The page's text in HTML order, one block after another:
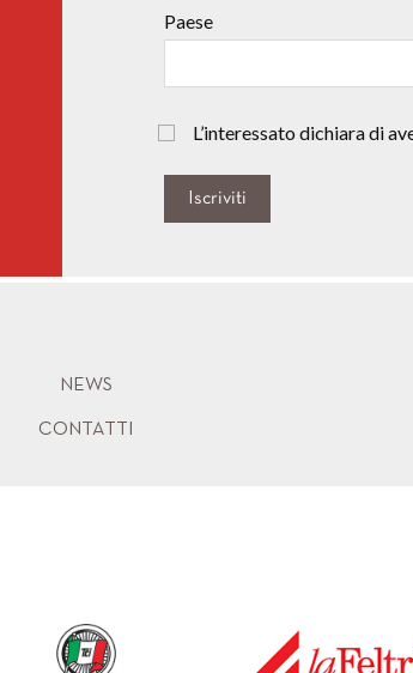
Paese
L’interessato dichiara di
Iscriviti
NEWS
CONTATTI